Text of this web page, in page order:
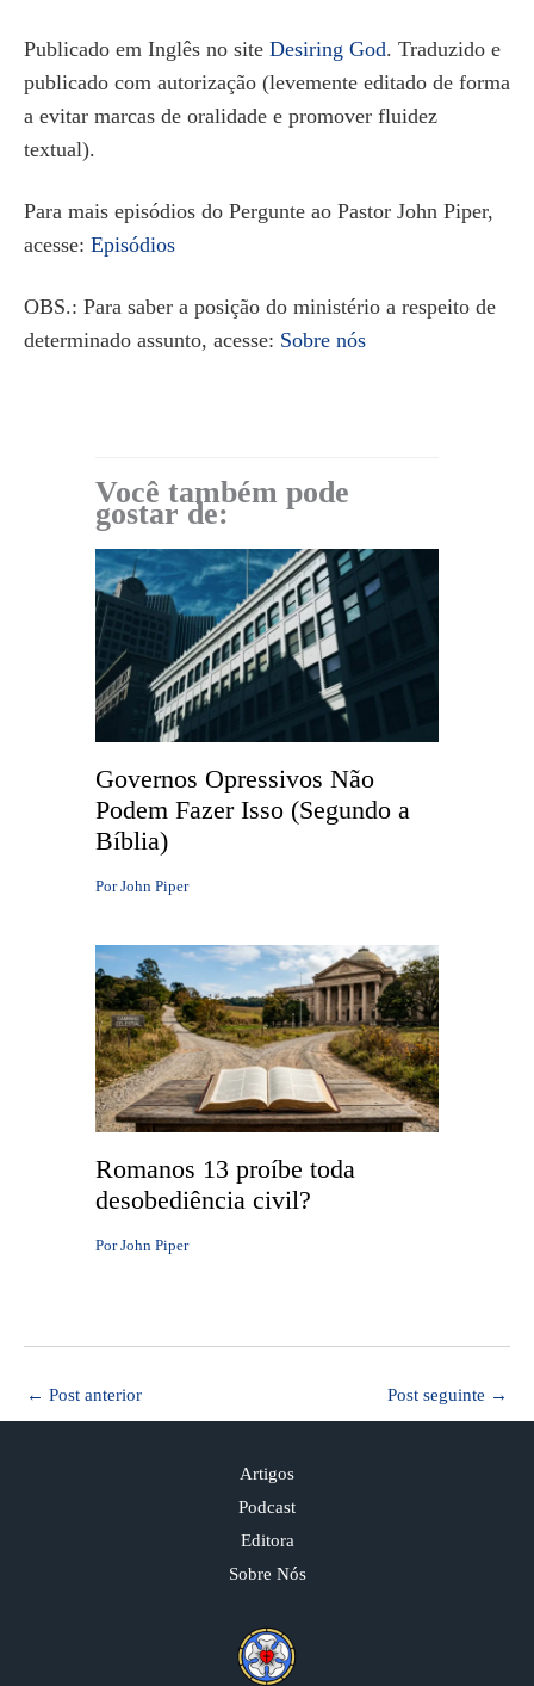
Publicado em Inglês no site Desiring God. Traduzido e
publicado com autorização (levemente editado de forma
a evitar marcas de oralidade e promover fluidez
textual).
Para mais episódios do Pergunte ao Pastor John Piper,
acesse: Episódios
OBS.: Para saber a posição do ministério a respeito de
determinado assunto, acesse: Sobre nós
Você também pode
gostar de:
Governos Opressivos Não
Podem Fazer Isso (Segundo a
Bíblia)
PorJohn Piper
Romanos 13 proíbe toda
desobediência civil?
PorJohn Piper
← Post anterior Post seguinte →
Artigos
Podcast
Editora
Sobre Nós